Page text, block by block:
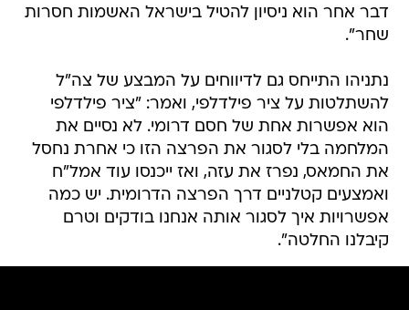
דבר אחר הוא ניסיון להטיל בישראל האשמות חסרות
שחר".
נתניהו התייחס גם לדיווחים על המבצע של צה"ל
להשתלטות על ציר פילדלפי, ואמר: "ציר פילדלפי
הוא אפשרות אחת של חסם דרומי. לא נסיים את
המלחמה בלי לסגור את הפרצה הזו כי אחרת נחסל
את החמאס, נפרז את עזה, ואז ייכנסו עוד אמל"ח
ואמצעים קטלניים דרך הפרצה הדרומית. יש כמה
אפשרויות איך לסגור אותה אנחנו בודקים וטרם
קיבלנו החלטה".